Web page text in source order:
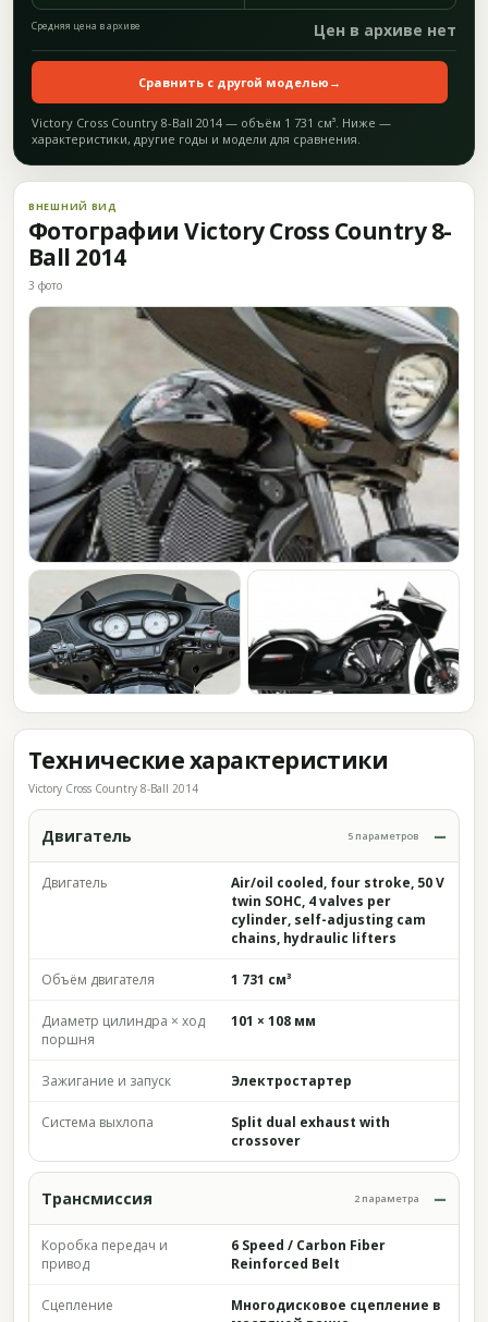
Средняя цена в архиве Цен в архиве нет
Сравнить с другой моделью →
Victory Cross Country 8-Ball 2014 — объём 1 731 см³. Ниже —
характеристики, другие годы и модели для сравнения.
ВНЕШНИЙ ВИД
Фотографии Victory Cross Country 8-
Ball 2014
3 фото
Технические характеристики
Victory Cross Country 8-Ball 2014
Двигатель 5 параметров
Двигатель
Air/oil cooled, four stroke, 50 V
twin SOHC, 4 valves per
cylinder, self-adjusting cam
chains, hydraulic lifters
Объём двигателя 1 731 см³
Диаметр цилиндра × ход
поршня
101 × 108 мм
Зажигание и запуск Электростартер
Система выхлопа
Split dual exhaust with
crossover
Трансмиссия 2 параметра
Коробка передач и
привод
6 Speed / Carbon Fiber
Reinforced Belt
Сцепление
Многодисковое сцепление в